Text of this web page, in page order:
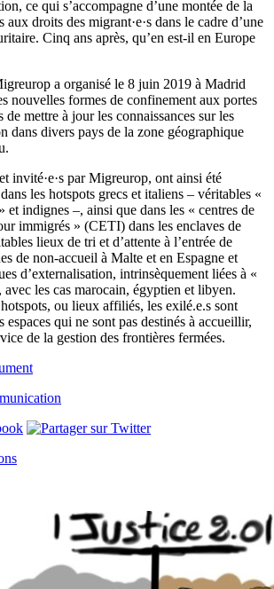
ce qui s’accompagne d’une montée de la
aux droits des migrant·e·s dans le cadre d’une
Cinq ans après, qu’en est-il en Europe
a organisé le 8 juin 2019 à Madrid
nouvelles formes de confinement aux portes
mettre à jour les connaissances sur les
dans divers pays de la zone géographique
invité·e·s par Migreurop, ont ainsi été
les hotspots grecs et italiens – véritables «
et indignes –, ainsi que dans les « centres de
immigrés » (CETI) dans les enclaves de
lieux de tri et d’attente à l’entrée de
de non-accueil à Malte et en Espagne et
d’externalisation, intrinsèquement liées à «
avec les cas marocain, égyptien et libyen.
ou lieux affiliés, les exilé.e.s sont
espaces qui ne sont pas destinés à accueillir,
de la gestion des frontières fermées.